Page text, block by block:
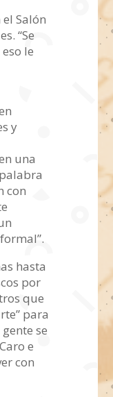
el Salón
“Se
le
y
una
con
hasta
por
que
para
se
e
con